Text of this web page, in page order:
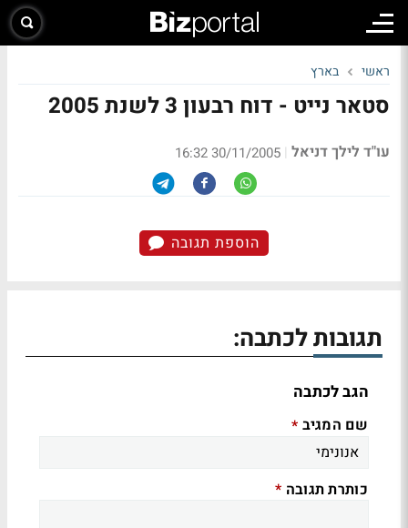
ראשי בארץ
סטאר נייט - דוח רבעון 3 לשנת 2005
עו"ד לילך דניאל |
30/11/2005 16:32
הוספת תגובה
תגובות לכתבה:
הגב לכתבה
שם המגיב *
כותרת תגובה *